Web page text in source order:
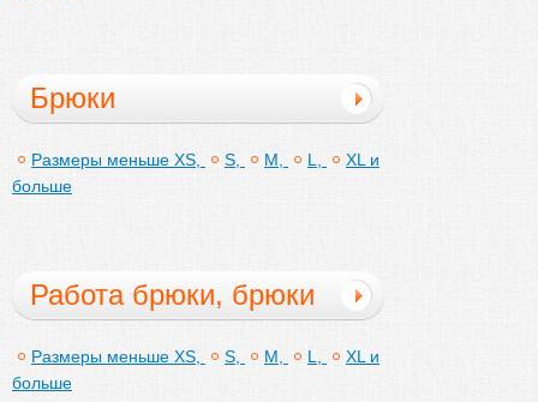
Брюки
Размеры меньше XS, S, M, L,
XL и
больше
Работа брюки, брюки
художника
Размеры меньше XS, S, M, L,
XL и
больше